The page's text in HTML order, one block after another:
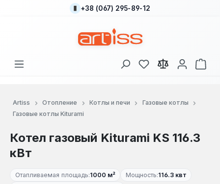
Перейти к основному содержанию
+38 (067) 295-89-12
У вас есть товары
В
Artiss Отопление Котлы и печи
Газовые котлы
Газовые котлы Kiturami
Котел газовый Kiturami KS 116.3
кВт
Отапливаемая площадь:1000 м² Мощность:116.3 квт